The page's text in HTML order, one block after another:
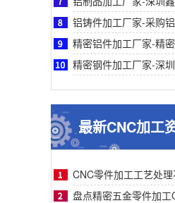
最新CNC加工